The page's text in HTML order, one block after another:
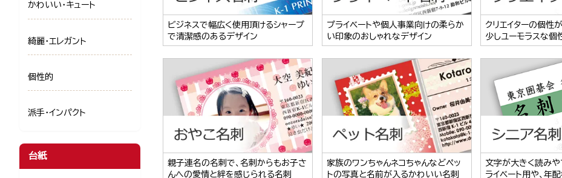
ビジネスで幅広く使用頂けるシャープ
で清潔感のあるデザイン
プライベートや個人事業向けの柔らか
い印象のおしゃれなデザイン
クリエイターの個性
少しユーモラスな個
親子連名の名刺で、名刺からもお子さ
んへの愛情と絆を感じられる名刺
家族のワンちゃんネコちゃんなどペッ
トの写真と名前が入るかわいい名刺
文字が大きく読みや
ライベート用や、年
かわいい・キュート
綺麗・エレガント
個性的
派手・インパクト
台紙